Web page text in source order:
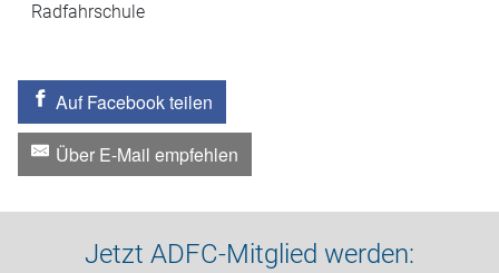
Radfahrschule
Auf Facebook teilen
Über E-Mail empfehlen
Jetzt ADFC-Mitglied werden: